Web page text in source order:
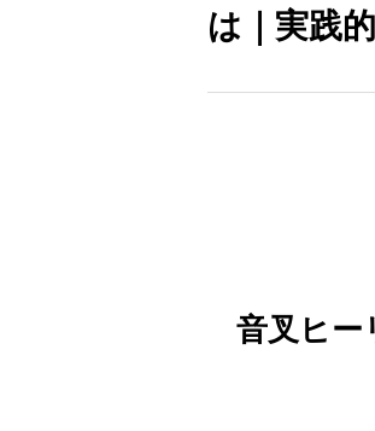
は｜実践
音叉ヒー